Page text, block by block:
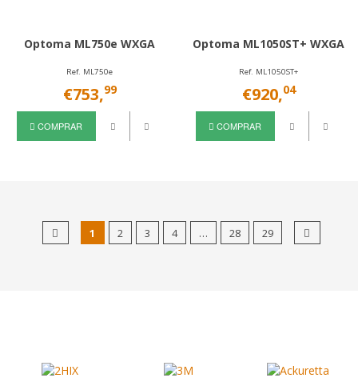
Optoma ML750e WXGA
Ref. ML750e
€753,99
COMPRAR
Optoma ML1050ST+ WXGA
Ref. ML1050ST+
€920,04
COMPRAR
1 2 3 4 … 28 29